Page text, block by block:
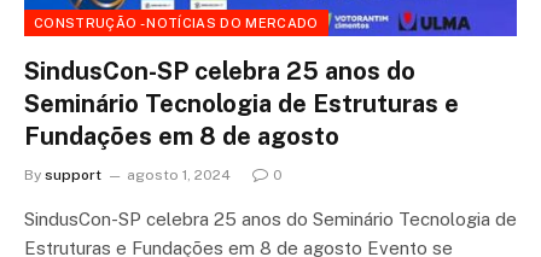
CONSTRUÇÃO - NOTÍCIAS DO MERCADO
SindusCon-SP celebra 25 anos do
Seminário Tecnologia de Estruturas e
Fundações em 8 de agosto
By support agosto 1, 2024 0
SindusCon-SP celebra 25 anos do Seminário Tecnologia de
Estruturas e Fundações em 8 de agosto Evento se